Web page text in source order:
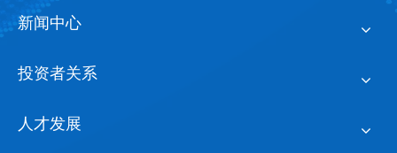
新闻中心
投资者关系
人才发展